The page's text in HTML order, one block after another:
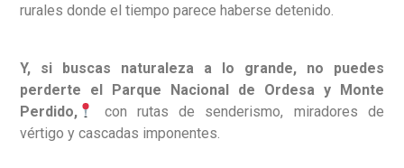
rurales donde el tiempo parece haberse detenido.
Y, si buscas naturaleza a lo grande, no puedes
perderte el Parque Nacional de Ordesa y Monte
Perdido,
con rutas de senderismo, miradores de
vértigo y cascadas imponentes.